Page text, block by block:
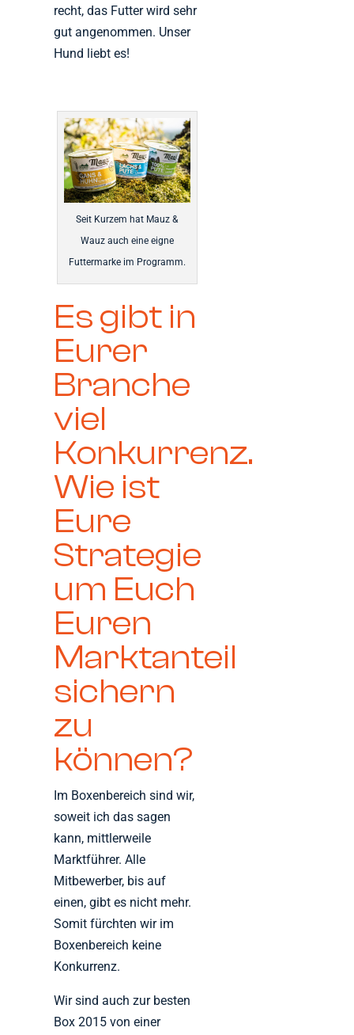
recht, das Futter wird sehr
gut angenommen. Unser
Hund liebt es!
Seit Kurzem hat Mauz &
Wauz auch eine eigne
Futtermarke im Programm.
Es gibt in
Eurer
Branche
viel
Konkurrenz.
Wie ist
Eure
Strategie
um Euch
Euren
Marktanteil
sichern
zu
können?
Im Boxenbereich sind wir,
soweit ich das sagen
kann, mittlerweile
Marktführer. Alle
Mitbewerber, bis auf
einen, gibt es nicht mehr.
Somit fürchten wir im
Boxenbereich keine
Konkurrenz.
Wir sind auch zur besten
Box 2015 von einer